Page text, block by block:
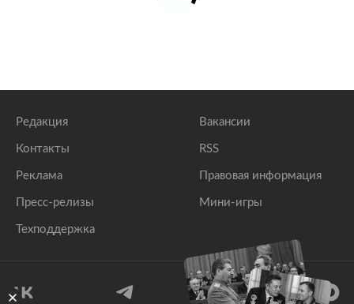
Редакция
Контакты
Реклама
Пресс-релизы
Техподдержка
Вакансии
RSS
Правовая информация
Мини-игры